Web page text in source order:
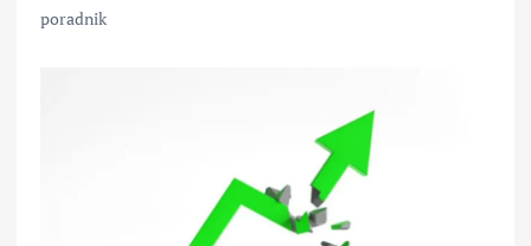
poradnik